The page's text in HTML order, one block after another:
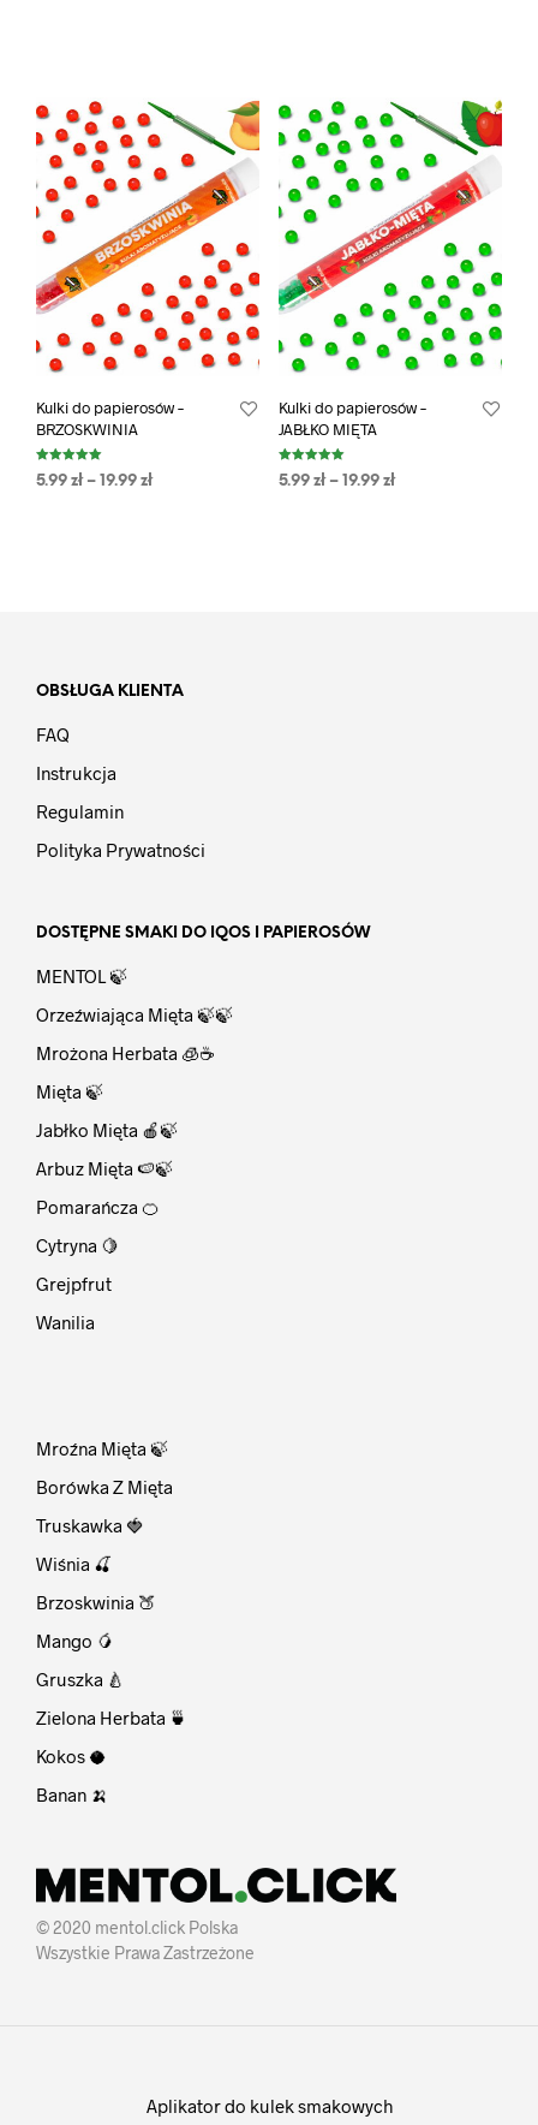
Kulki do papierosów –
BRZOSKWINIA
Oceniono
5.00
5.99 zł– 19.99 zł
Kulki do papierosów –
JABŁKO MIĘTA
Oceniono
5.00
5.99 zł– 19.99 zł
OBSŁUGA KLIENTA
FAQ
Instrukcja
Regulamin
Polityka Prywatności
DOSTĘPNE SMAKI DO IQOS I PAPIEROSÓW
MENTOL 🍃
Orzeźwiająca Mięta 🍃🍃
Mrożona Herbata 🧊☕
Mięta 🍃
Jabłko Mięta 🍎🍃
Arbuz Mięta 🍉🍃
Pomarańcza 🍊
Cytryna 🍋
Grejpfrut
Wanilia
Mroźna Mięta 🍃
Borówka Z Mięta
Truskawka 🍓
Wiśnia 🍒
Brzoskwinia 🍑
Mango 🥭
Gruszka 🍐
Zielona Herbata 🍵
Kokos 🥥
Banan 🍌
© 2020 mentol.click Polska
Wszystkie Prawa Zastrzeżone
Aplikator do kulek smakowych